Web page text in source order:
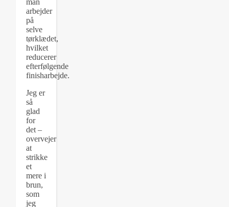
arbejder
på
selve
tørklædet,
hvilket
reducerer
efterfølgende
finisharbejde.
Jeg er
så
glad
for
det –
overvejer
at
strikke
et
mere i
brun,
som
jeg